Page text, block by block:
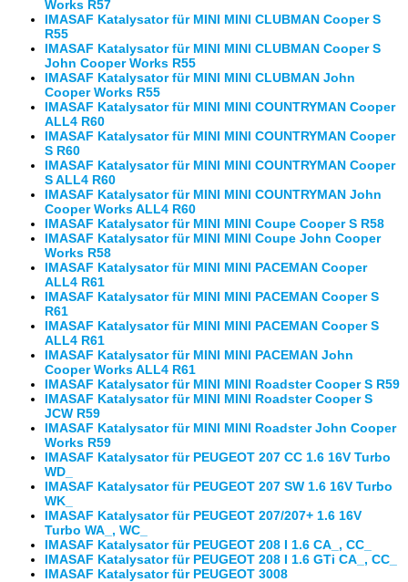
Works R57
IMASAF Katalysator für MINI MINI CLUBMAN Cooper S
R55
IMASAF Katalysator für MINI MINI CLUBMAN Cooper S
John Cooper Works R55
IMASAF Katalysator für MINI MINI CLUBMAN John
Cooper Works R55
IMASAF Katalysator für MINI MINI COUNTRYMAN Cooper
ALL4 R60
IMASAF Katalysator für MINI MINI COUNTRYMAN Cooper
S R60
IMASAF Katalysator für MINI MINI COUNTRYMAN Cooper
S ALL4 R60
IMASAF Katalysator für MINI MINI COUNTRYMAN John
Cooper Works ALL4 R60
IMASAF Katalysator für MINI MINI Coupe Cooper S R58
IMASAF Katalysator für MINI MINI Coupe John Cooper
Works R58
IMASAF Katalysator für MINI MINI PACEMAN Cooper
ALL4 R61
IMASAF Katalysator für MINI MINI PACEMAN Cooper S
R61
IMASAF Katalysator für MINI MINI PACEMAN Cooper S
ALL4 R61
IMASAF Katalysator für MINI MINI PACEMAN John
Cooper Works ALL4 R61
IMASAF Katalysator für MINI MINI Roadster Cooper S R59
IMASAF Katalysator für MINI MINI Roadster Cooper S
JCW R59
IMASAF Katalysator für MINI MINI Roadster John Cooper
Works R59
IMASAF Katalysator für PEUGEOT 207 CC 1.6 16V Turbo
WD_
IMASAF Katalysator für PEUGEOT 207 SW 1.6 16V Turbo
WK_
IMASAF Katalysator für PEUGEOT 207/207+ 1.6 16V
Turbo WA_, WC_
IMASAF Katalysator für PEUGEOT 208 I 1.6 CA_, CC_
IMASAF Katalysator für PEUGEOT 208 I 1.6 GTi CA_, CC_
IMASAF Katalysator für PEUGEOT 3008